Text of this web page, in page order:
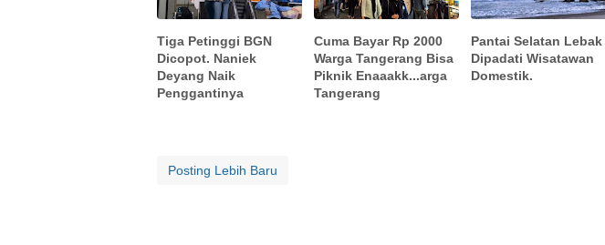
Tiga Petinggi BGN
Dicopot. Naniek
Deyang Naik
Penggantinya
Cuma Bayar Rp 2000
Warga Tangerang Bisa
Piknik Enaaakk...arga
Tangerang
Pantai Selatan Lebak
Dipadati Wisatawan
Domestik.
Posting Lebih Baru